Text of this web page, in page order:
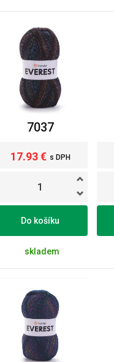
7037
17.93 € s DPH
Do košíku
skladem